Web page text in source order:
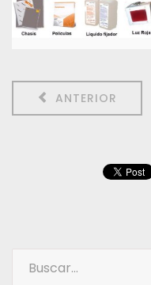
ANTERIOR